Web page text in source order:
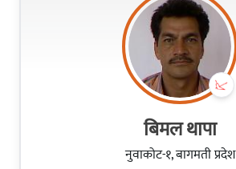
बिमल थापा
नुवाकोट-१, बागमती प्रदेश